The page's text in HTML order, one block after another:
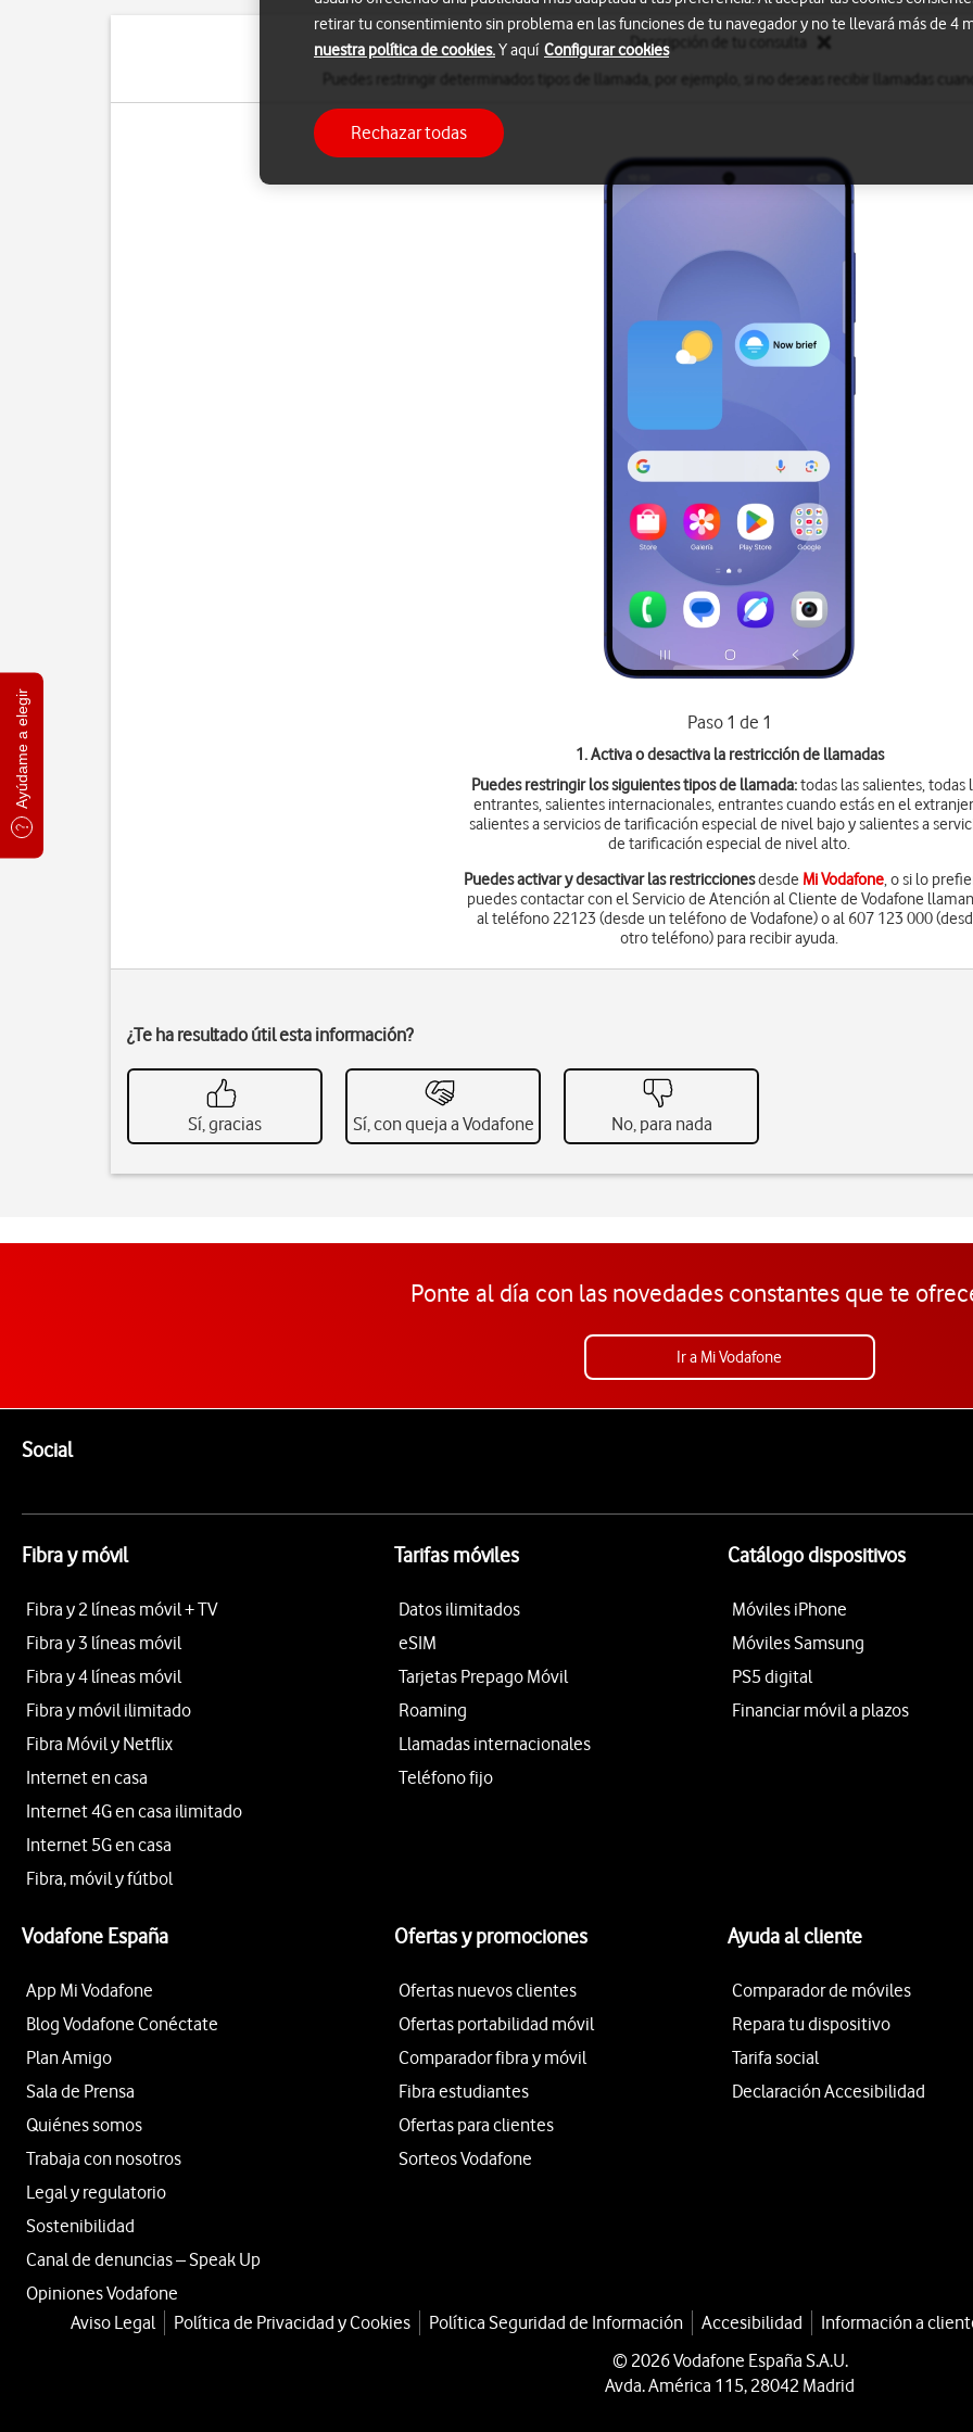
Ayúdame a elegir
Descripción de tu consulta
Paso 1 de 1
1. Activa o desactiva la restricción de llamadas
Puedes restringir los siguientes tipos de llamada:todas las salientes, todas
entrantes, salientes internacionales, entrantes cuando estás en el
salientes a servicios de tarificación especial de nivel bajo y salientes a
de tarificación especial de nivel alto.
Puedes activar y desactivar las restriccionesdesde Mi Vodafone, o si lo
puedes contactar con el Servicio de Atención al Cliente de Vodafone
al teléfono 22123 (desde un teléfono de Vodafone) o al 607 123 000
otro teléfono) para recibir ayuda.
¿Te ha resultado útil esta información?
Sí, gracias Sí, con queja a Vodafone No, para nada
Ponte al día con las novedades constantes que te
Ir a Mi Vodafone
SocialEnlaces a las redes sociales de Vodafone
Fibra y móvil
Fibra y 2 líneas móvil + TV
Fibra y 3 líneas móvil
Fibra y 4 líneas móvil
Fibra y móvil ilimitado
Fibra Móvil y Netflix
Internet en casa
Internet 4G en casa ilimitado
Internet 5G en casa
Fibra, móvil y fútbol
Tarifas móviles
Datos ilimitados
eSIM
Tarjetas Prepago Móvil
Roaming
Llamadas internacionales
Teléfono fijo
Catálogo dispositivos
Móviles iPhone
Móviles Samsung
PS5 digital
Financiar móvil a plazos
Vodafone España
App Mi Vodafone
Blog Vodafone Conéctate
Plan Amigo
Sala de Prensa
Quiénes somos
Trabaja con nosotros
Legal y regulatorio
Sostenibilidad
Canal de denuncias – Speak Up
Opiniones Vodafone
Ofertas y promociones
Ofertas nuevos clientes
Ofertas portabilidad móvil
Comparador fibra y móvil
Fibra estudiantes
Ofertas para clientes
Sorteos Vodafone
Ayuda al cliente
Comparador de móviles
Repara tu dispositivo
Tarifa social
Declaración Accesibilidad
Aviso Legal Política de Privacidad y Cookies Política Seguridad de Información Accesibilidad Información a
© 2026 Vodafone España S.A.U.
Avda. América 115, 28042 Madrid
retirar tu consentimiento sin problema en las funciones de tu navegador y no te llevará más de 4
nuestra política de cookies.Y aquí Configurar cookies
Rechazar todas